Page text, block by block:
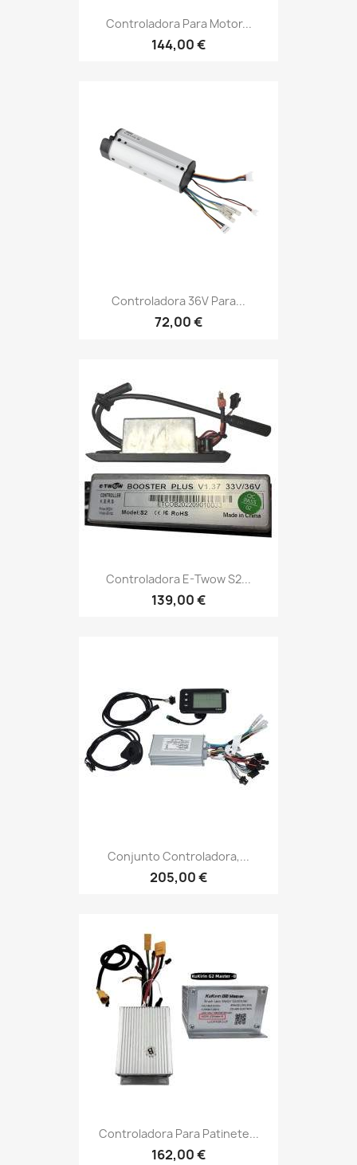
Controladora Para Motor...
144,00 €
Controladora 36V Para...
72,00 €
Controladora E-Twow S2...
139,00 €
Conjunto Controladora,...
205,00 €
Controladora Para Patinete...
162,00 €